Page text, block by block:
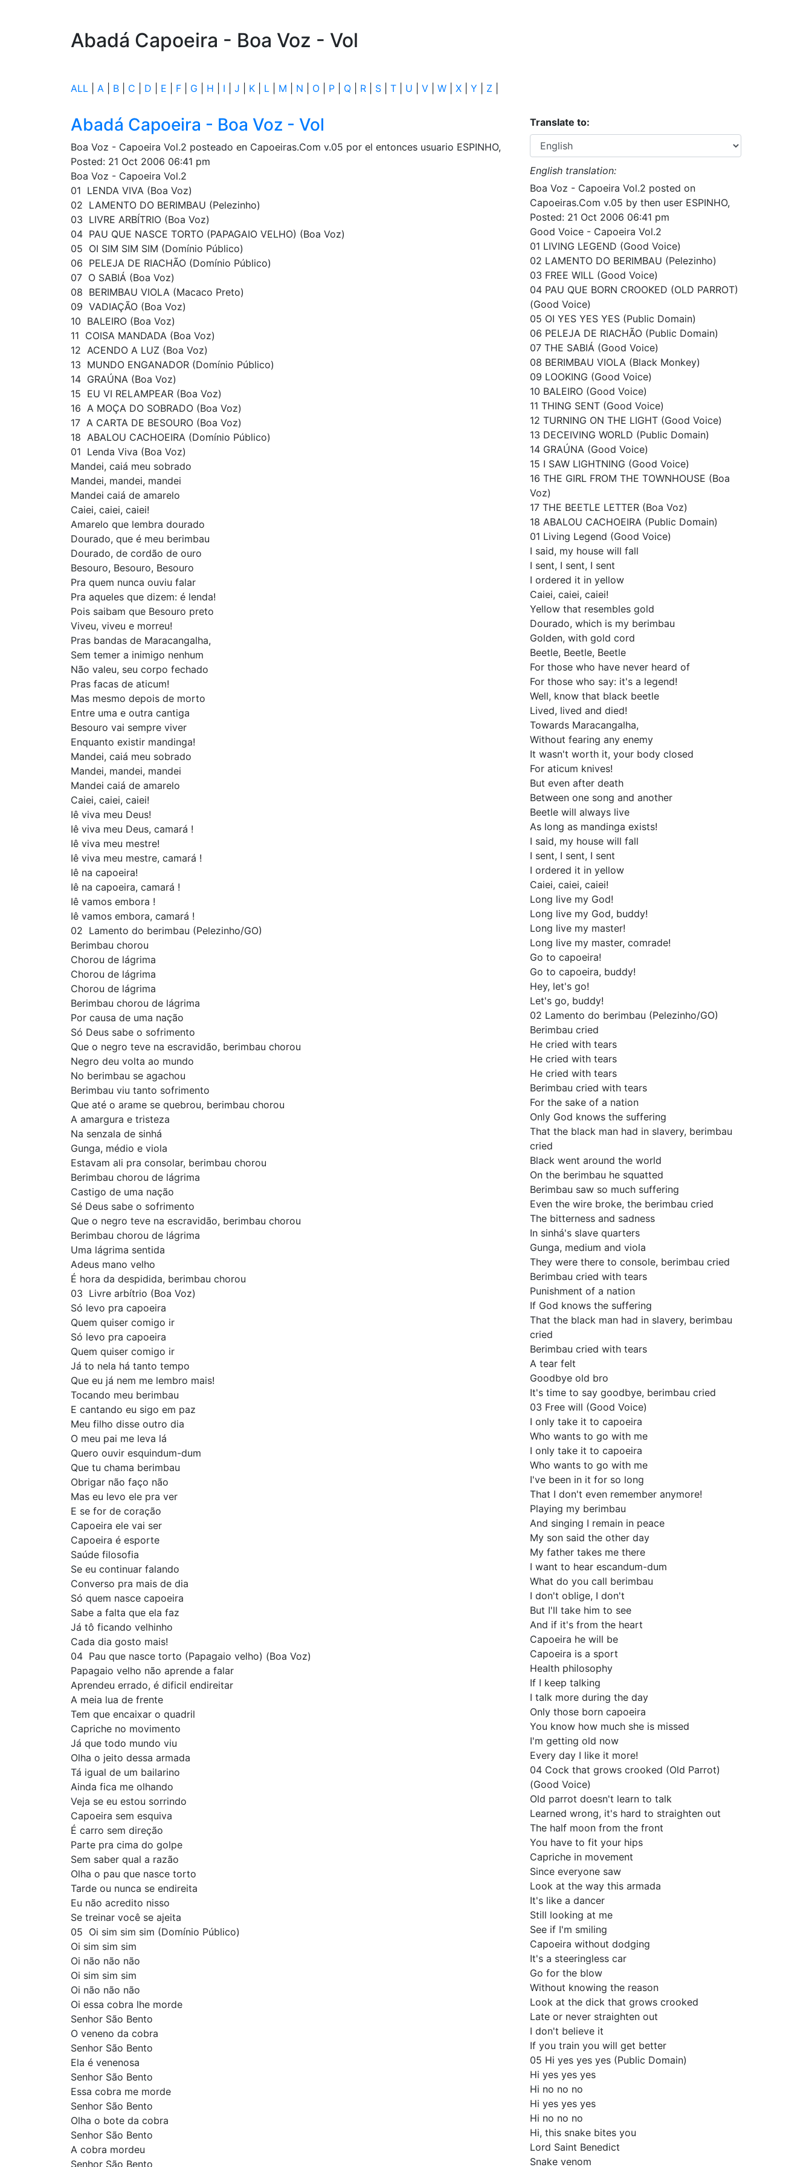
Abadá Capoeira - Boa Voz - Vol
ALL A B C D E F G H I J K L M N O P Q R S T U V W X Y Z
Abadá Capoeira - Boa Voz - Vol
Boa Voz - Capoeira Vol.2 posteado en Capoeiras.Com v.05 por el entonces usuario ESPINHO,
Posted: 21 Oct 2006 06:41 pm
Boa Voz - Capoeira Vol.2
01  LENDA VIVA (Boa Voz)
02  LAMENTO DO BERIMBAU (Pelezinho)
03  LIVRE ARBÍTRIO (Boa Voz)
04  PAU QUE NASCE TORTO (PAPAGAIO VELHO) (Boa Voz)
05  OI SIM SIM SIM (Domínio Público)
06  PELEJA DE RIACHÃO (Domínio Público)
07  O SABIÁ (Boa Voz)
08  BERIMBAU VIOLA (Macaco Preto)
09  VADIAÇÃO (Boa Voz)
10  BALEIRO (Boa Voz)
11  COISA MANDADA (Boa Voz)
12  ACENDO A LUZ (Boa Voz)
13  MUNDO ENGANADOR (Domínio Público)
14  GRAÚNA (Boa Voz)
15  EU VI RELAMPEAR (Boa Voz)
16  A MOÇA DO SOBRADO (Boa Voz)
17  A CARTA DE BESOURO (Boa Voz)
18  ABALOU CACHOEIRA (Domínio Público)
01  Lenda Viva (Boa Voz)
Mandei, caiá meu sobrado
Mandei, mandei, mandei
Mandei caiá de amarelo
Caiei, caiei, caiei!
Amarelo que lembra dourado
Dourado, que é meu berimbau
Dourado, de cordão de ouro
Besouro, Besouro, Besouro
Pra quem nunca ouviu falar
Pra aqueles que dizem: é lenda!
Pois saibam que Besouro preto
Viveu, viveu e morreu!
Pras bandas de Maracangalha,
Sem temer a inimigo nenhum
Não valeu, seu corpo fechado
Pras facas de aticum!
Mas mesmo depois de morto
Entre uma e outra cantiga
Besouro vai sempre viver
Enquanto existir mandinga!
Mandei, caiá meu sobrado
Mandei, mandei, mandei
Mandei caiá de amarelo
Caiei, caiei, caiei!
Iê viva meu Deus!
Iê viva meu Deus, camará !
Iê viva meu mestre!
Iê viva meu mestre, camará !
Iê na capoeira!
Iê na capoeira, camará !
Iê vamos embora !
Iê vamos embora, camará !
02  Lamento do berimbau (Pelezinho/GO)
Berimbau chorou
Chorou de lágrima
Chorou de lágrima
Chorou de lágrima
Berimbau chorou de lágrima
Por causa de uma nação
Só Deus sabe o sofrimento
Que o negro teve na escravidão, berimbau chorou
Negro deu volta ao mundo
No berimbau se agachou
Berimbau viu tanto sofrimento
Que até o arame se quebrou, berimbau chorou
A amargura e tristeza
Na senzala de sinhá
Gunga, médio e viola
Estavam ali pra consolar, berimbau chorou
Berimbau chorou de lágrima
Castigo de uma nação
Sé Deus sabe o sofrimento
Que o negro teve na escravidão, berimbau chorou
Berimbau chorou de lágrima
Uma lágrima sentida
Adeus mano velho
É hora da despidida, berimbau chorou
03  Livre arbítrio (Boa Voz)
Só levo pra capoeira
Quem quiser comigo ir
Só levo pra capoeira
Quem quiser comigo ir
Já to nela há tanto tempo
Que eu já nem me lembro mais!
Tocando meu berimbau
E cantando eu sigo em paz
Meu filho disse outro dia
O meu pai me leva lá
Quero ouvir esquindum-dum
Que tu chama berimbau
Obrigar não faço não
Mas eu levo ele pra ver
E se for de coração
Capoeira ele vai ser
Capoeira é esporte
Saúde filosofia
Se eu continuar falando
Converso pra mais de dia
Só quem nasce capoeira
Sabe a falta que ela faz
Já tô ficando velhinho
Cada dia gosto mais!
04  Pau que nasce torto (Papagaio velho) (Boa Voz)
Papagaio velho não aprende a falar
Aprendeu errado, é dificil endireitar
A meia lua de frente
Tem que encaixar o quadril
Capriche no movimento
Já que todo mundo viu
Olha o jeito dessa armada
Tá igual de um bailarino
Ainda fica me olhando
Veja se eu estou sorrindo
Capoeira sem esquiva
É carro sem direção
Parte pra cima do golpe
Sem saber qual a razão
Olha o pau que nasce torto
Tarde ou nunca se endireita
Eu não acredito nisso
Se treinar você se ajeita
05  Oi sim sim sim (Domínio Público)
Oi sim sim sim
Oi não não não
Oi sim sim sim
Oi não não não
Oi essa cobra lhe morde
Senhor São Bento
O veneno da cobra
Senhor São Bento
Ela é venenosa
Senhor São Bento
Essa cobra me morde
Senhor São Bento
Olha o bote da cobra
Senhor São Bento
A cobra mordeu
Senhor São Bento
Translate to:
English translation:
Boa Voz - Capoeira Vol.2 posted on
Capoeiras.Com v.05 by then user ESPINHO,
Posted: 21 Oct 2006 06:41 pm
Good Voice - Capoeira Vol.2
01 LIVING LEGEND (Good Voice)
02 LAMENTO DO BERIMBAU (Pelezinho)
03 FREE WILL (Good Voice)
04 PAU QUE BORN CROOKED (OLD PARROT)
(Good Voice)
05 OI YES YES YES (Public Domain)
06 PELEJA DE RIACHÃO (Public Domain)
07 THE SABIÁ (Good Voice)
08 BERIMBAU VIOLA (Black Monkey)
09 LOOKING (Good Voice)
10 BALEIRO (Good Voice)
11 THING SENT (Good Voice)
12 TURNING ON THE LIGHT (Good Voice)
13 DECEIVING WORLD (Public Domain)
14 GRAÚNA (Good Voice)
15 I SAW LIGHTNING (Good Voice)
16 THE GIRL FROM THE TOWNHOUSE (Boa
Voz)
17 THE BEETLE LETTER (Boa Voz)
18 ABALOU CACHOEIRA (Public Domain)
01 Living Legend (Good Voice)
I said, my house will fall
I sent, I sent, I sent
I ordered it in yellow
Caiei, caiei, caiei!
Yellow that resembles gold
Dourado, which is my berimbau
Golden, with gold cord
Beetle, Beetle, Beetle
For those who have never heard of
For those who say: it's a legend!
Well, know that black beetle
Lived, lived and died!
Towards Maracangalha,
Without fearing any enemy
It wasn't worth it, your body closed
For aticum knives!
But even after death
Between one song and another
Beetle will always live
As long as mandinga exists!
I said, my house will fall
I sent, I sent, I sent
I ordered it in yellow
Caiei, caiei, caiei!
Long live my God!
Long live my God, buddy!
Long live my master!
Long live my master, comrade!
Go to capoeira!
Go to capoeira, buddy!
Hey, let's go!
Let's go, buddy!
02 Lamento do berimbau (Pelezinho/GO)
Berimbau cried
He cried with tears
He cried with tears
He cried with tears
Berimbau cried with tears
For the sake of a nation
Only God knows the suffering
That the black man had in slavery, berimbau
cried
Black went around the world
On the berimbau he squatted
Berimbau saw so much suffering
Even the wire broke, the berimbau cried
The bitterness and sadness
In sinhá's slave quarters
Gunga, medium and viola
They were there to console, berimbau cried
Berimbau cried with tears
Punishment of a nation
If God knows the suffering
That the black man had in slavery, berimbau
cried
Berimbau cried with tears
A tear felt
Goodbye old bro
It's time to say goodbye, berimbau cried
03 Free will (Good Voice)
I only take it to capoeira
Who wants to go with me
I only take it to capoeira
Who wants to go with me
I've been in it for so long
That I don't even remember anymore!
Playing my berimbau
And singing I remain in peace
My son said the other day
My father takes me there
I want to hear escandum-dum
What do you call berimbau
I don't oblige, I don't
But I'll take him to see
And if it's from the heart
Capoeira he will be
Capoeira is a sport
Health philosophy
If I keep talking
I talk more during the day
Only those born capoeira
You know how much she is missed
I'm getting old now
Every day I like it more!
04 Cock that grows crooked (Old Parrot)
(Good Voice)
Old parrot doesn't learn to talk
Learned wrong, it's hard to straighten out
The half moon from the front
You have to fit your hips
Capriche in movement
Since everyone saw
Look at the way this armada
It's like a dancer
Still looking at me
See if I'm smiling
Capoeira without dodging
It's a steeringless car
Go for the blow
Without knowing the reason
Look at the dick that grows crooked
Late or never straighten out
I don't believe it
If you train you will get better
05 Hi yes yes yes (Public Domain)
Hi yes yes yes
Hi no no no
Hi yes yes yes
Hi no no no
Hi, this snake bites you
Lord Saint Benedict
Snake venom